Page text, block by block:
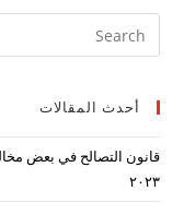
أحدث المقالات
۲۰۲۳